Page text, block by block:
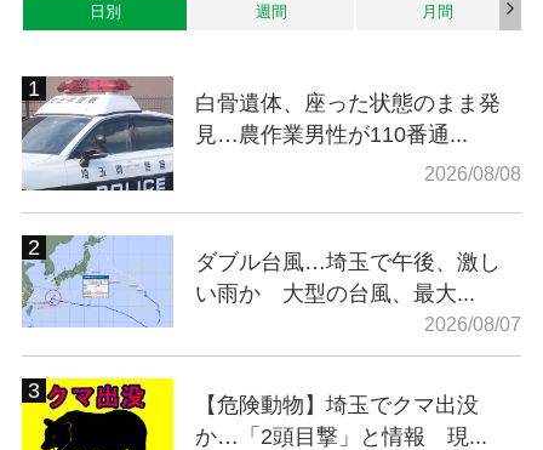
日別 週間 月間
白骨遺体、座った状態のまま発
見…農作業男性が110番通...
2026/08/08
ダブル台風…埼玉で午後、激し
い雨か 大型の台風、最大...
2026/08/07
【危険動物】埼玉でクマ出没
か…「2頭目撃」と情報 現...